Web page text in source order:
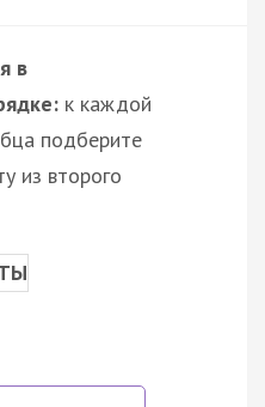
в
к каждой
подберите
из второго